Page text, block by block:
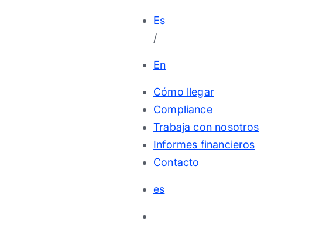
Es
/
En
Cómo llegar
Compliance
Trabaja con nosotros
Informes financieros
Contacto
es